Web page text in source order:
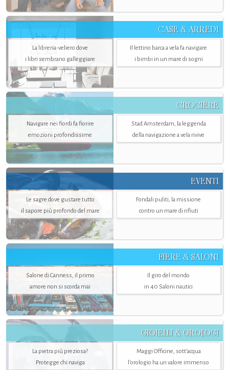
CASE & ARREDI
La libreria-veliero dove
i libri sembrano galleggiare
Il lettino barca a vela fa navigare
i bimbi in un mare di sogni
CROCIERE
Navigare nei fiordi fa fiorire
emozioni profondissime
Stad Amsterdam, la leggenda
della navigazione a vela rivive
EVENTI
Le sagre dove gustare tutto
il sapore più profondo del mare
Fondali puliti, la missione
contro un mare di rifiuti
FIERE & SALONI
Salone di Canness, il primo
amore non si scorda mai
Il giro del mondo
in 40 Saloni nautici
GIOIELLI & OROLOGI
La pietra più preziosa?
Protegge chi naviga
Maggi Officine, sott’acqua
l'orologio ha un valore immenso